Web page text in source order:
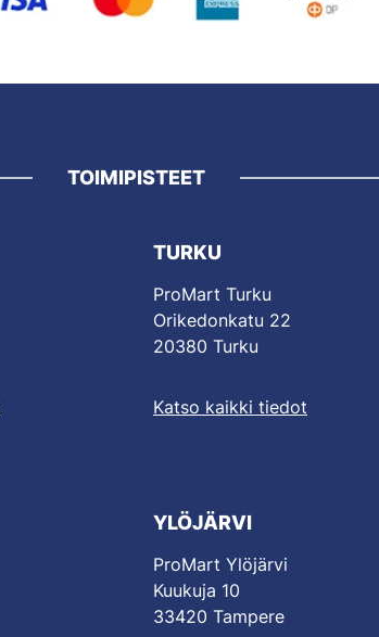
TOIMIPISTEET
TURKU
ProMart Turku
Orikedonkatu 22
20380 Turku
Katso kaikki tiedot
YLÖJÄRVI
ProMart Ylöjärvi
Kuukuja 10
33420 Tampere